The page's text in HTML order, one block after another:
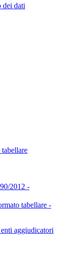
dei dati
2012 -
tabellare -
aggiudicatori